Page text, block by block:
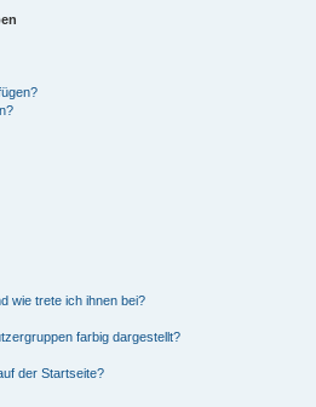
wie trete ich ihnen bei?
farbig dargestellt?
der Startseite?